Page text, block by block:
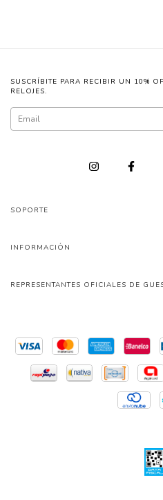
SUSCRÍBITE PARA RECIBIR UN 10%
RELOJES.
SOPORTE
INFORMACIÓN
REPRESENTANTES OFICIALES DE